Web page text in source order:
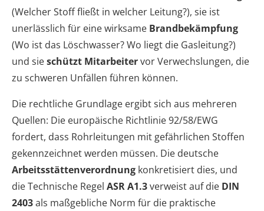
(Welcher Stoff fließt in welcher Leitung?), sie ist
unerlässlich für eine wirksame Brandbekämpfung
(Wo ist das Löschwasser? Wo liegt die Gasleitung?)
und sieschützt Mitarbeitervor Verwechslungen, die
zu schweren Unfällen führen können.
Die rechtliche Grundlage ergibt sich aus mehreren
Quellen: Die europäische Richtlinie 92/58/EWG
fordert, dass Rohrleitungen mit gefährlichen Stoffen
gekennzeichnet werden müssen. Die deutsche
Arbeitsstättenverordnung konkretisiert dies, und
die Technische Regel ASR A1.3verweist auf die DIN
2403als maßgebliche Norm für die praktische